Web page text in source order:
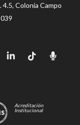
Colonia Campo
Acreditación
Institucional